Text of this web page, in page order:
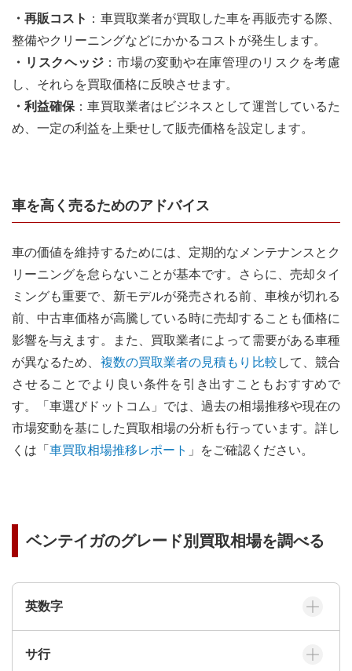
・再販コスト ：車買取業者が買取した車を再販売する際、
整備やクリーニングなどにかかるコストが発生します。
・リスクヘッジ ：市場の変動や在庫管理のリスクを考慮
し、それらを買取価格に反映させます。
・利益確保 ：車買取業者はビジネスとして運営しているた
め、一定の利益を上乗せして販売価格を設定します。
車を高く売るためのアドバイス
車の価値を維持するためには、定期的なメンテナンスとク
リーニングを怠らないことが基本です。さらに、売却タイ
ミングも重要で、新モデルが発売される前、車検が切れる
前、中古車価格が高騰している時に売却することも価格に
影響を与えます。
また、買取業者によって需要がある車種
が異なるため、 複数の買取業者の見積もり比較 して、競合
させることでより良い条件を引き出すこともおすすめで
す。
「車選びドットコム」では、過去の相場推移や現在の
市場変動を基にした買取相場の分析も行っています。詳し
くは「 車買取相場推移レポート 」をご確認ください。
ベンテイガのグレード別買取相場を調べる
英数字
サ行